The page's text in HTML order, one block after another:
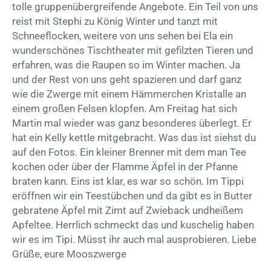
tolle gruppenübergreifende Angebote. Ein Teil von uns
reist mit Stephi zu König Winter und tanzt mit
Schneeflocken, weitere von uns sehen bei Ela ein
wunderschönes Tischtheater mit gefilzten Tieren und
erfahren, was die Raupen so im Winter machen. Ja
und der Rest von uns geht spazieren und darf ganz
wie die Zwerge mit einem Hämmerchen Kristalle an
einem großen Felsen klopfen. Am Freitag hat sich
Martin mal wieder was ganz besonderes überlegt. Er
hat ein Kelly kettle mitgebracht. Was das ist siehst du
auf den Fotos. Ein kleiner Brenner mit dem man Tee
kochen oder über der Flamme Äpfel in der Pfanne
braten kann. Eins ist klar, es war so schön. Im Tippi
eröffnen wir ein Teestübchen und da gibt es in Butter
gebratene Äpfel mit Zimt auf Zwieback undheißem
Apfeltee. Herrlich schmeckt das und kuschelig haben
wir es im Tipi. Müsst ihr auch mal ausprobieren. Liebe
Grüße, eure Mooszwerge